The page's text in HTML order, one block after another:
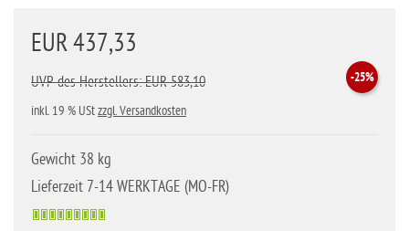
EUR 437,33
-25%
UVP des Herstellers: EUR 583,10
inkl. 19 % UStzzgl. Versandkosten
Gewicht 38 kg
Lieferzeit 7-14 WERKTAGE (MO-FR)